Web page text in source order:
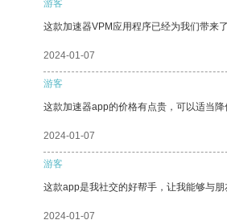
游客
这款加速器VPM应用程序已经为我们带来
2024-01-07
游客
这款加速器app的价格有点贵，可以适当降
2024-01-07
游客
这款app是我社交的好帮手，让我能够与朋
2024-01-07